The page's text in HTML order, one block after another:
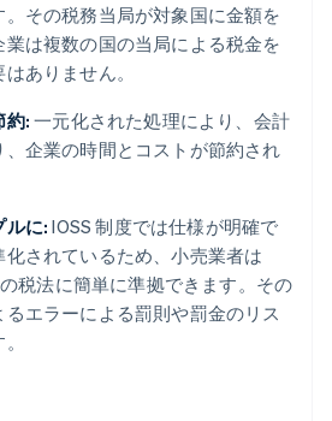
その税務当局が対象国に金額を
は複数の国の当局による税金を
ありません。
約: 一元化された処理により、会計
、企業の時間とコストが節約され
ルに: IOSS 制度では仕様が明確で
化されているため、小売業者は
税法に簡単に準拠できます。その
エラーによる罰則や罰金のリス